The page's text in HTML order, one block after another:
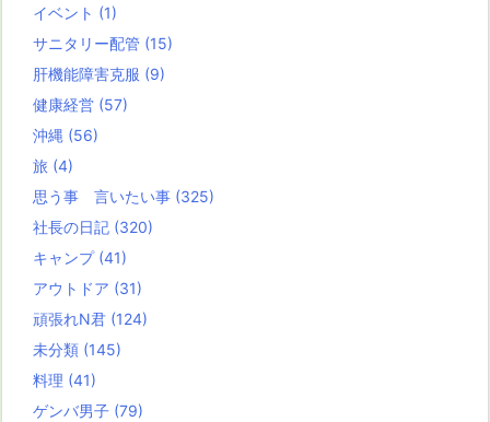
イベント (1)
サニタリー配管 (15)
肝機能障害克服 (9)
健康経営 (57)
沖縄 (56)
旅 (4)
思う事 言いたい事 (325)
社長の日記 (320)
キャンプ (41)
アウトドア (31)
頑張れN君 (124)
未分類 (145)
料理 (41)
ゲンバ男子 (79)